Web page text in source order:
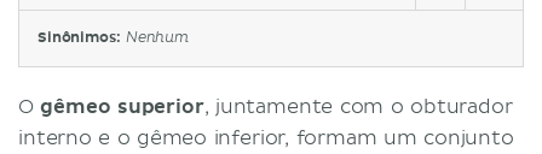
Sinônimos: Nenhum
Ogêmeo superior, juntamente com o obturador
interno e o gêmeo inferior, formam um conjunto